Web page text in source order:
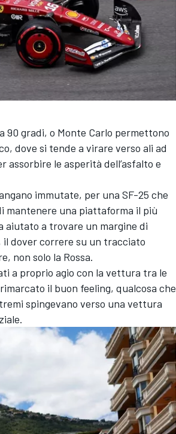
90 gradi, o Monte Carlo permettono
dove si tende a virare verso ali ad
assorbire le asperità dell’asfalto e
immutate, per una SF-25 che
mantenere una piattaforma il più
aiutato a trovare un margine di
dover correre su un tracciato
non solo la Rossa.
a proprio agio con la vettura tra le
il buon feeling, qualcosa che
spingevano verso una vettura